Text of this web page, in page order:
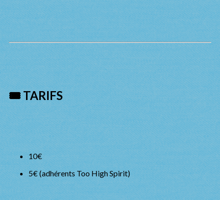
🎟️ TARIFS
10€
5€ (adhérents Too High Spirit)